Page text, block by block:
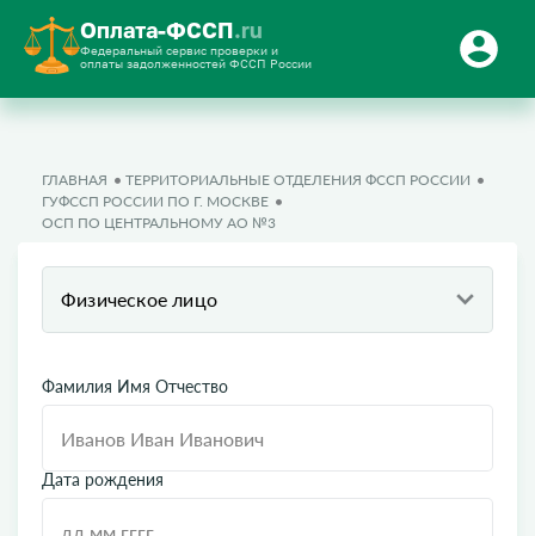
Оплата-ФССП.ru
Федеральный сервис проверки и
оплаты задолженностей ФССП России
ГЛАВНАЯ
ТЕРРИТОРИАЛЬНЫЕ ОТДЕЛЕНИЯ ФССП РОССИИ
ГУФССП РОССИИ ПО Г. МОСКВЕ
ОСП ПО ЦЕНТРАЛЬНОМУ АО №3
Физическое лицо
Фамилия Имя Отчество
Дата рождения